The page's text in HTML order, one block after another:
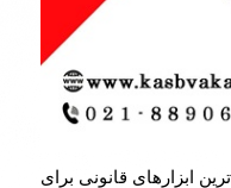
ابزارهای قانونی برای